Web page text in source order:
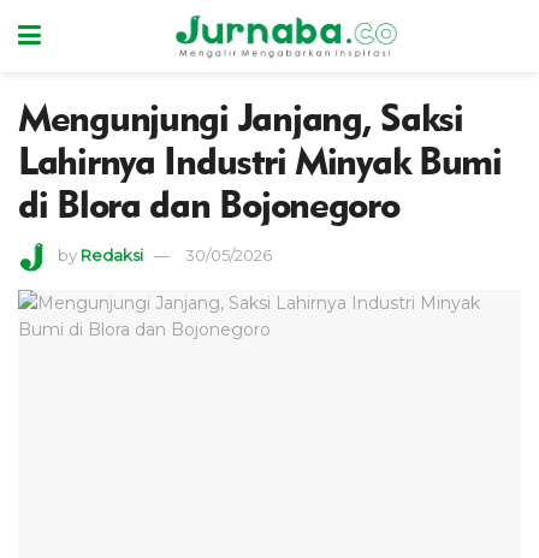
Mengunjungi Janjang, Saksi
Lahirnya Industri Minyak Bumi
di Blora dan Bojonegoro
by Redaksi 30/05/2026